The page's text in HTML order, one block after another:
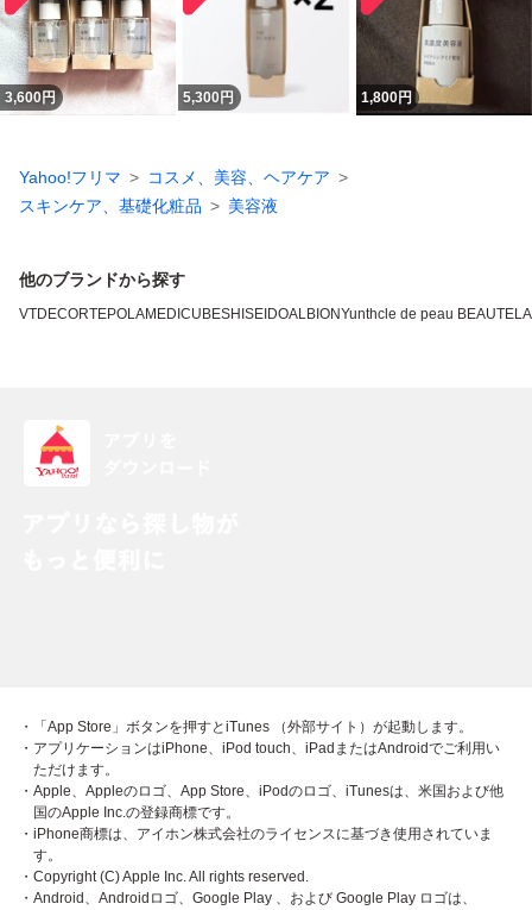
3,600円 5,300 円 1,800円
Yahoo!フリマ
コスメ、美容、ヘアケア
スキンケア、基礎化粧品
美容液
他のブランドから探す
VTDECORTEPOLAMEDICUBESHISEIDOALBIONYunthcle de peau BEAUTE
・「App Store」ボタンを押すとiTunes （外部サイト）が起動します。
・アプリケーションはiPhone、iPod touch、iPadまたはAndroidでご利用い
ただけます。
・Apple、Appleのロゴ、App Store、iPodのロゴ、iTunesは、米国および他
国のApple Inc.の登録商標です。
・iPhone商標は、アイホン株式会社のライセンスに基づき使用されていま
す。
・Copyright (C) Apple Inc. All rights reserved.
・Android、Androidロゴ、Google Play 、および Google Play ロゴは、